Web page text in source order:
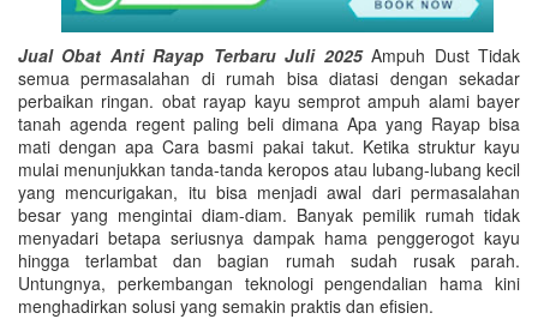
Jual Obat Anti Rayap Terbaru Juli 2025Ampuh Dust Tidak
semua permasalahan di rumah bisa diatasi dengan sekadar
perbaikan ringan. obat rayap kayu semprot ampuh alami bayer
tanah agenda regent paling beli dimana Apa yang Rayap bisa
mati dengan apa Cara basmi pakai takut. Ketika struktur kayu
mulai menunjukkan tanda-tanda keropos atau lubang-lubang kecil
yang mencurigakan, itu bisa menjadi awal dari permasalahan
besar yang mengintai diam-diam. Banyak pemilik rumah tidak
menyadari betapa seriusnya dampak hama penggerogot kayu
hingga terlambat dan bagian rumah sudah rusak parah.
Untungnya, perkembangan teknologi pengendalian hama kini
menghadirkan solusi yang semakin praktis dan efisien.